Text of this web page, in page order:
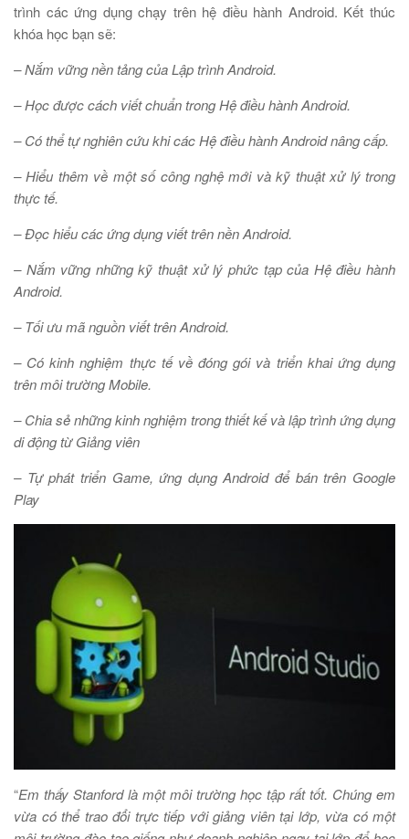
trình các ứng dụng chạy trên hệ điều hành Android. Kết thúc
khóa học bạn sẽ:
– Nắm vững nền tảng của Lập trình Android.
– Học được cách viết chuẩn trong Hệ điều hành Android.
– Có thể tự nghiên cứu khi các Hệ điều hành Android nâng cấp.
– Hiểu thêm về một số công nghệ mới và kỹ thuật xử lý trong
thực tế.
– Đọc hiểu các ứng dụng viết trên nền Android.
– Nắm vững những kỹ thuật xử lý phức tạp của Hệ điều hành
Android.
– Tối ưu mã nguồn viết trên Android.
– Có kinh nghiệm thực tế về đóng gói và triển khai ứng dụng
trên môi trường Mobile.
– Chia sẻ những kinh nghiệm trong thiết kế và lập trình ứng dụng
di động từ Giảng viên
– Tự phát triển Game, ứng dụng Android để bán trên Google
Play
“Em thấy Stanford là một môi trường học tập rất tốt. Chúng em
vừa có thể trao đổi trực tiếp với giảng viên tại lớp, vừa có một